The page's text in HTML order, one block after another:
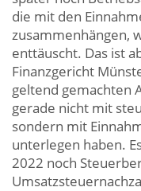
die mit den
zusammenhängen,
enttäuscht. Das ist
Finanzgericht
geltend gemachten
gerade nicht mit
sondern mit
unterlegen haben.
2022 noch